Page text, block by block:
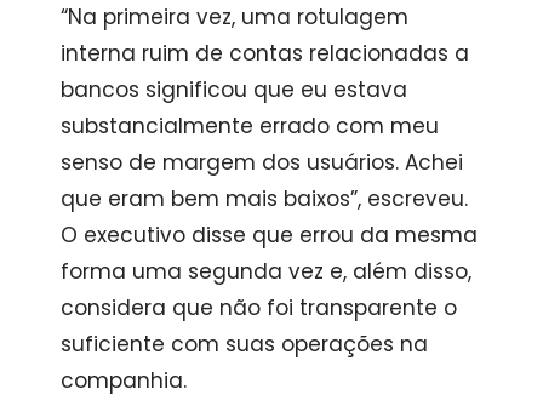
“Na primeira vez, uma rotulagem
interna ruim de contas relacionadas a
bancos significou que eu estava
substancialmente errado com meu
senso de margem dos usuários. Achei
que eram bem mais baixos”, escreveu.
O executivo disse que errou da mesma
forma uma segunda vez e, além disso,
considera que não foi transparente o
suficiente com suas operações na
companhia.